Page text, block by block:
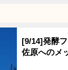
[9/14]発酵
佐原へのメ